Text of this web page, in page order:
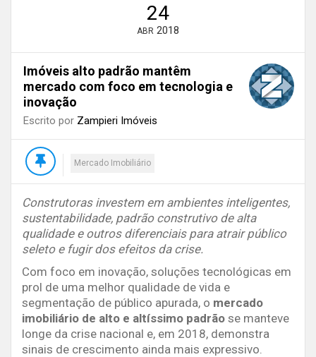
24
ABR 2018
Imóveis alto padrão mantêm
mercado com foco em tecnologia e
inovação
Escrito por Zampieri Imóveis
Mercado Imobiliário
Construtoras investem em ambientes inteligentes,
sustentabilidade, padrão construtivo de alta
qualidade e outros diferenciais para atrair público
seleto e fugir dos efeitos da crise.
Com foco em inovação, soluções tecnológicas em
prol de uma melhor qualidade de vida e
segmentação de público apurada, o mercado
imobiliário de alto e altíssimo padrão se manteve
longe da crise nacional e, em 2018, demonstra
sinais de crescimento ainda mais expressivo.